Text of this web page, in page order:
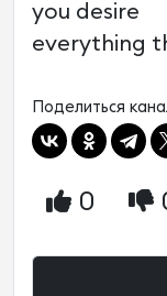
you desire
everything
Поделиться
0